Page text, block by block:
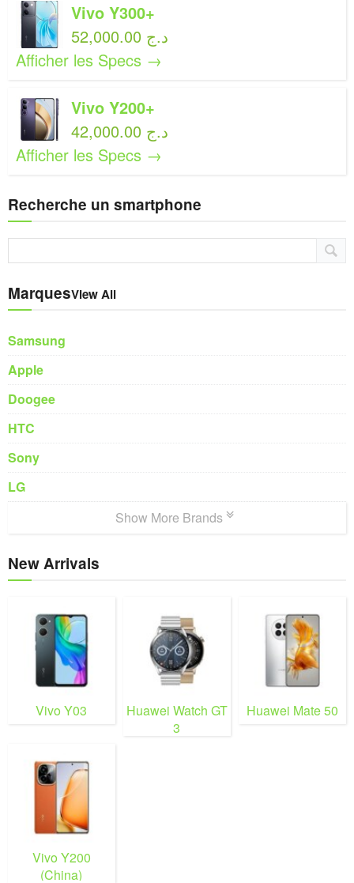
Vivo Y300+
52,000.00 د.ج
Afficher les Specs →
Vivo Y200+
42,000.00 د.ج
Afficher les Specs →
Recherche un smartphone
MarquesView All
Samsung
Apple
Doogee
HTC
Sony
LG
Show More Brands
New Arrivals
Vivo Y03
Huawei Watch GT
3
Huawei Mate 50
Vivo Y200
(China)